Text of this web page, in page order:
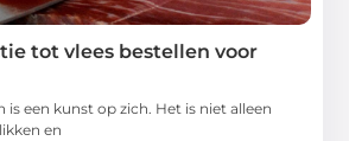
tot vlees bestellen voor
is een kunst op zich. Het is niet alleen
en